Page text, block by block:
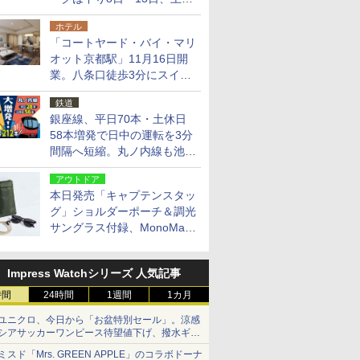
14日・15日
ホテル
「コートヤード・バイ・マリ
オット京都駅」11月16日開
業。八条口徒歩3分にスイー
ト含む全270室、ダイニング
も併設
鉄道
銀座線、平日70本・土休日
58本増発で日中の運転を3分
間隔へ短縮。丸ノ内線も池袋
～中野坂上を4分間隔に
アウトドア
本日発売「キャプテンスタッ
グ」ショルダーポーチ＆調光
サングラス付録、MonoMax
Impress Watchシリーズ 人気記事
24時間 1週間 1カ月
ニクロ、今日から「お盆特別セール」。涼感
アサッカーワンピース待望値下げ、撥水ギア
ョーツは1990円に
スド「Mrs. GREEN APPLE」のコラボドーナ